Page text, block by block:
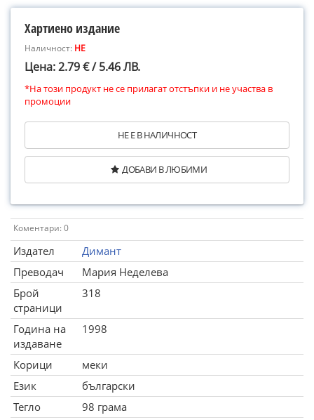
Хартиено издание
Наличност: НЕ
Цена: 2.79 € / 5.46 ЛВ.
*На този продукт не се прилагат отстъпки и не участва в
промоции
НЕ Е В НАЛИЧНОСТ
ДОБАВИ В ЛЮБИМИ
Коментари: 0
Издател
Димант
Преводач
Мария Неделева
Брой
страници
318
Година на
издаване
1998
Корици
меки
Език
български
Тегло
98 грама